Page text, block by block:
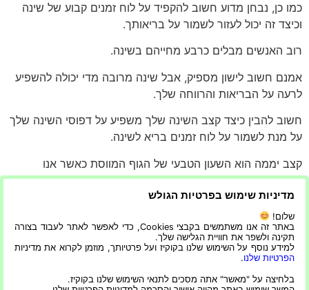
כמו כן, נבחן מדוע חשוב להקפיד על לוח זמנים קבוע של שינה
וכיצד זה יכול לעזור לשמור על בריאותך.
רוב האנשים מבלים כרבע מחייהם בשינה.
אמנם חשוב לישון מספיק, אבל שינה מרובה מדי יכולה להשפיע
לרעה על הבריאות והרווחה שלך.
חשוב להבין כיצד קצב השינה שלך משפיע על דפוסי השינה שלך
על מנת לשמור על לוח זמנים בריא לשינה.
קצב יממה הוא השעון הטבעי של הגוף המווסת כאשר אנו
מרגישים ישנוניים או אנרגטיים במהלך היום
שיבוש מחזור טבעי זה עלול להוביל להפרעות קצב, שעלולות
לגרום לעייפות ובעיות בריאותיות אחרות.
מדיניות שימוש בפרטיות הגולש
שלום!
באתר זה אנו משתמשים בקבצי Cookies, כדי לאפשר לאתר לעבוד בצורה
תקינה ולשפר את חוויית הגלישה שלך.
למידע נוסף על השימוש שלנו בקוקיז ועל פרטיותך, מוזמן לקרוא את מדיניות
הפרטיות שלנו.
בלחיצה על "מאשר" אתה מסכים לתנאי השימוש שלנו בקוקיז.